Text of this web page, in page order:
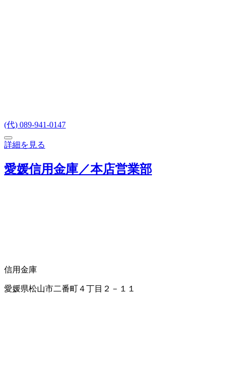
(代) 089-941-0147
詳細を見る
愛媛信用金庫／本店営業部
信用金庫
愛媛県松山市二番町４丁目２－１１